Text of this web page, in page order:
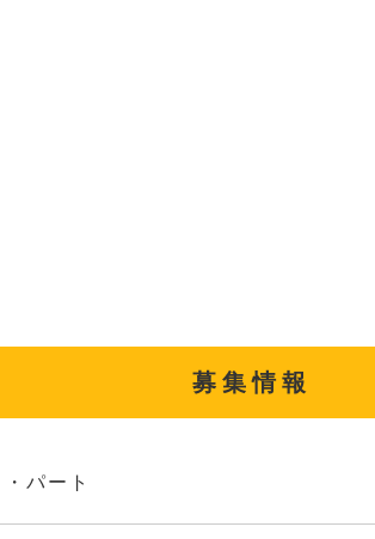
募集情報
パート